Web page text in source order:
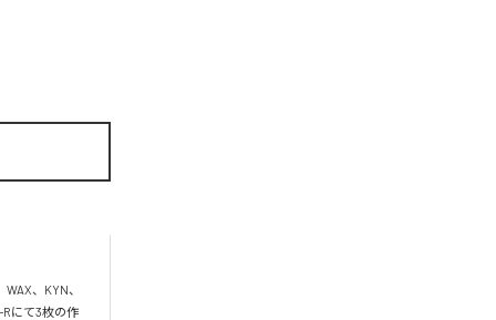
、KYN、
Rにて3枚の作